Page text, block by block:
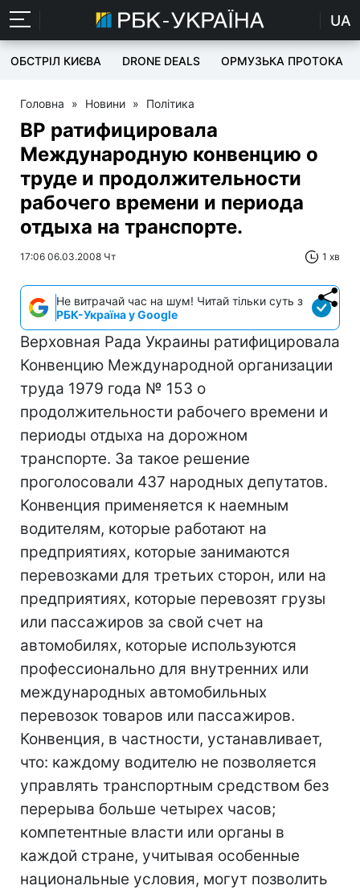
UA
ОБСТРІЛ КИЄВА DRONE DEALS ОРМУЗЬКА ПРОТОКА
Головна » Новини » Політика
ВР ратифицировала
Международную конвенцию о
труде и продолжительности
рабочего времени и периода
отдыха на транспорте.
17:06 06.03.2008 Чт 1 хв
Не витрачай час на шум! Читай тільки суть з
РБК-Україна у Google
Верховная Рада Украины ратифицировала
Конвенцию Международной организации
труда 1979 года № 153 о
продолжительности рабочего времени и
периоды отдыха на дорожном
транспорте. За такое решение
проголосовали 437 народных депутатов.
Конвенция применяется к наемным
водителям, которые работают на
предприятиях, которые занимаются
перевозками для третьих сторон, или на
предприятиях, которые перевозят грузы
или пассажиров за свой счет на
автомобилях, которые используются
профессионально для внутренних или
международных автомобильных
перевозок товаров или пассажиров.
Конвенция, в частности, устанавливает,
что: каждому водителю не позволяется
управлять транспортным средством без
перерыва больше четырех часов;
компетентные власти или органы в
каждой стране, учитывая особенные
национальные условия, могут позволить